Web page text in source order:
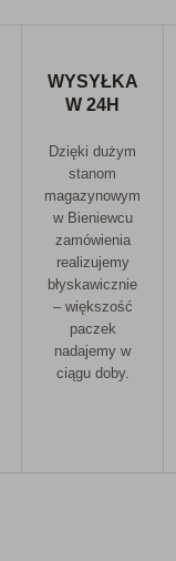
WYSYŁKA
W 24H
Dzięki dużym
stanom
magazynowym
w Bieniewcu
zamówienia
realizujemy
błyskawicznie
– większość
paczek
nadajemy w
ciągu doby.